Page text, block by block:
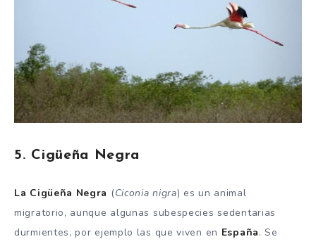
5. Cigüeña Negra
La Cigüeña Negra (Ciconia nigra) es un animal
migratorio, aunque algunas subespecies sedentarias
durmientes, por ejemplo las que viven en España. Se